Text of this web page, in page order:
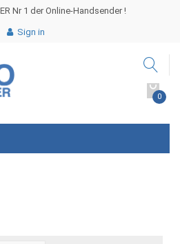
Nr 1 der Online-Handsender !
Sign in
0